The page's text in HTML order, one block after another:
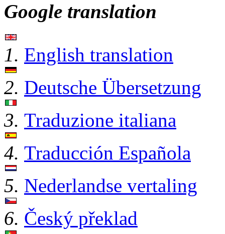
Google translation
1. English translation
2. Deutsche Übersetzung
3. Traduzione italiana
4. Traducción Española
5. Nederlandse vertaling
6. Český překlad